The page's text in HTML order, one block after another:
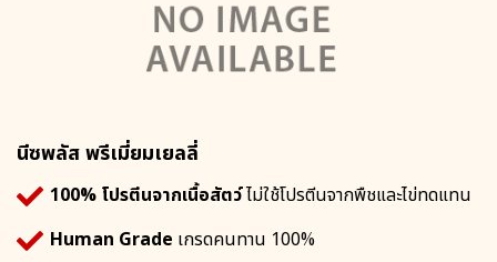
นีซพลัส พรีเมี่ยมเยลลี่
100% โปรตีนจากเนื้อสัตว์ไม่ใช้โปรตีนจากพืชและไข่ทดแทน
Human Grade เกรดคนทาน 100%